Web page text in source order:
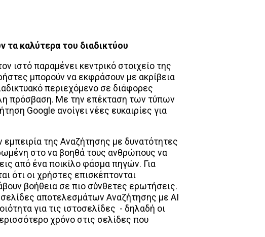
τα καλύτερα του διαδικτύου
ιστό παραμένει κεντρικό στοιχείο της
μπορούν να εκφράσουν με ακρίβεια
περιεχόμενο σε διάφορες
πρόσβαση. Με την επέκταση των τύπων
Google ανοίγει νέες ευκαιρίες για
της Αναζήτησης με δυνατότητες
στο να βοηθά τους ανθρώπους να
από ένα ποικίλο φάσμα πηγών. Για
ότι οι χρήστες επισκέπτονται
βοήθεια σε πιο σύνθετες ερωτήσεις.
αποτελεσμάτων Αναζήτησης με AI
για τις ιστοσελίδες - δηλαδή οι
χρόνο στις σελίδες που